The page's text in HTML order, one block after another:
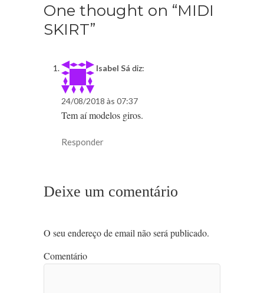
One thought on “MIDI
SKIRT”
Isabel Sá diz:
24/08/2018 às 07:37
Tem aí modelos giros.
Responder
Deixe um comentário
O seu endereço de email não será publicado.
Comentário